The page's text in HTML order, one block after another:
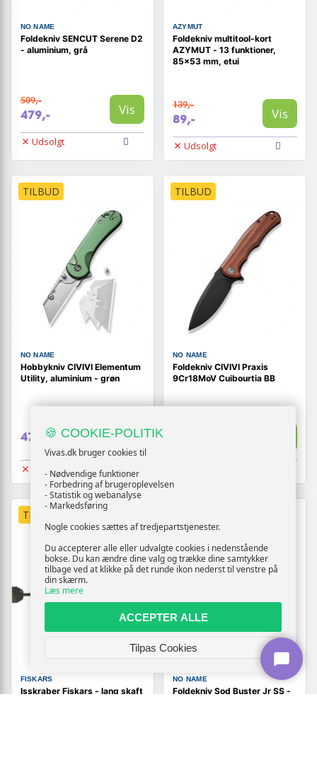
NO NAME
Foldekniv SENCUT Serene D2
- aluminium, grå
509,-
479,- Vis
Udsolgt
AZYMUT
Foldekniv multitool-kort
AZYMUT - 13 funktioner,
85×53 mm, etui
139,-
89,- Vis
Udsolgt
TILBUD
NO NAME
Hobbykniv CIVIVI Elementum
Utility, aluminium - grøn
479,- Vis
Udsolgt
TILBUD
NO NAME
Foldekniv CIVIVI Praxis
9Cr18MoV Cuibourtia BB
TILBUD
FISKARS
Isskraber Fiskars - lang skaft
NO NAME
Foldekniv Sod Buster Jr SS -
🍪 COOKIE-POLITIK
Vivas.dk bruger cookies til
- Nødvendige funktioner
- Forbedring af brugeroplevelsen
- Statistik og webanalyse
- Markedsføring
Nogle cookies sættes af tredjepartstjenester.
Du accepterer alle eller udvalgte cookies i nedenstående
bokse. Du kan ændre dine valg og trække dine samtykker
tilbage ved at klikke på det runde ikon nederst til venstre på
din skærm.
Læs mere
ACCEPTER ALLE
Tilpas Cookies